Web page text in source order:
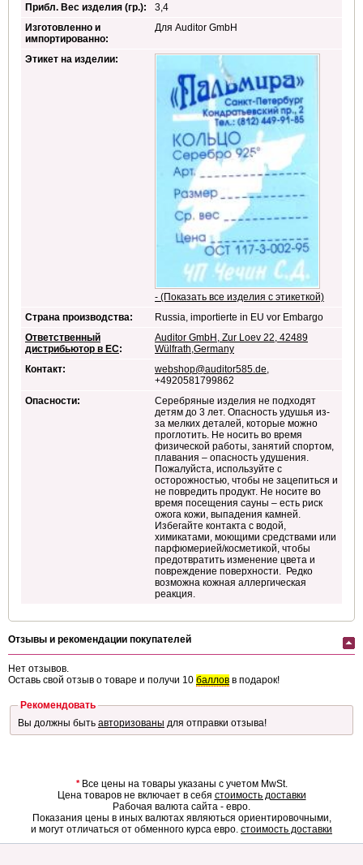
Прибл. Вес изделия (гр.):
3,4
Изготовленно и
импортированно:
Для Auditor GmbH
Этикет на изделии:
- (Показать все изделия с этикеткой)
Страна производства:
Russia, importierte in EU vor Embargo
Ответственный
дистрибьютор в ЕС:
Auditor GmbH, Zur Loev 22, 42489
Wülfrath,Germany
Контакт:
webshop@auditor585.de,
+4920581799862
Опасности:
Серебряные изделия не подходят
детям до 3 лет. Опасность удушья из-
за мелких деталей, которые можно
проглотить. Не носить во время
физической работы, занятий спортом,
плавания – опасность удушения.
Пожалуйста, используйте с
осторожностью, чтобы не зацепиться и
не повредить продукт. Не носите во
время посещения сауны – есть риск
ожога кожи, выпадения камней.
Избегайте контакта с водой,
химикатами, моющими средствами или
парфюмерией/косметикой, чтобы
предотвратить изменение цвета и
повреждение поверхности. Редко
возможна кожная аллергическая
реакция.
Отзывы и рекомендации покупателей
Нет отзывов.
Оставь свой отзыв о товаре и получи 10 баллов в подарок!
Рекомендовать
Вы должны быть авторизованы для отправки отзыва!
*Все цены на товары указаны с учетом MwSt.
Цена товаров не включает в себя стоимость доставки
Рабочая валюта сайта - евро.
Показания цены в иных валютах являються ориентировочными,
и могут отличаться от обменного курса евро. стоимость доставки